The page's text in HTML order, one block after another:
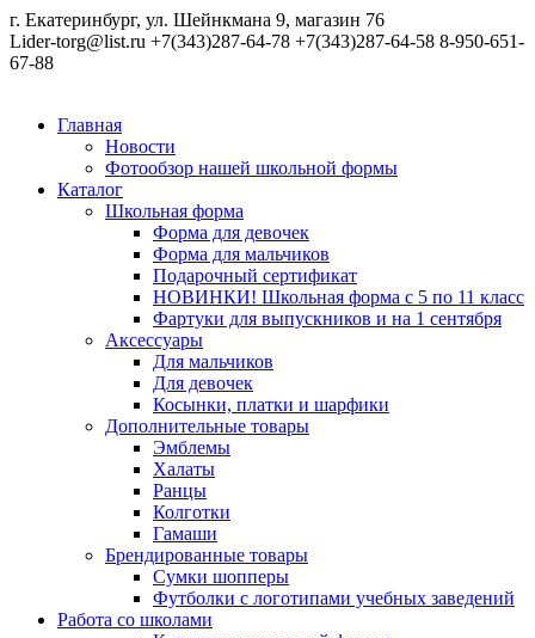
г. Екатеринбург, ул. Шейнкмана 9, магазин 76
Lider-torg@list.ru +7(343)287-64-78 +7(343)287-64-58 8-950-651-
67-88
Главная
Новости
Фотообзор нашей школьной формы
Каталог
Школьная форма
Форма для девочек
Форма для мальчиков
Подарочный сертификат
НОВИНКИ! Школьная форма с 5 по 11 класс
Фартуки для выпускников и на 1 сентября
Аксессуары
Для мальчиков
Для девочек
Косынки, платки и шарфики
Дополнительные товары
Эмблемы
Халаты
Ранцы
Колготки
Гамаши
Брендированные товары
Сумки шопперы
Футболки с логотипами учебных заведений
Работа со школами